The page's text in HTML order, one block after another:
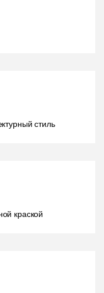
стиль
краской